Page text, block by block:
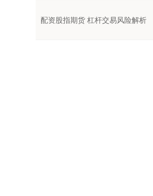
配资股指期货 杠杆交易风险解析